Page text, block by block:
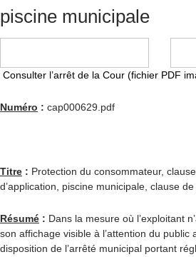
piscine municipale
Consulter l’arrêt de la Cour (fichier PDF
Numéro : cap000629.pdf
Titre : Protection du consommateur,
d’application, piscine municipale, clause
Résumé : Dans la mesure où l’exploitant
son affichage visible à l’attention du public
disposition de l’arrêté municipal portant